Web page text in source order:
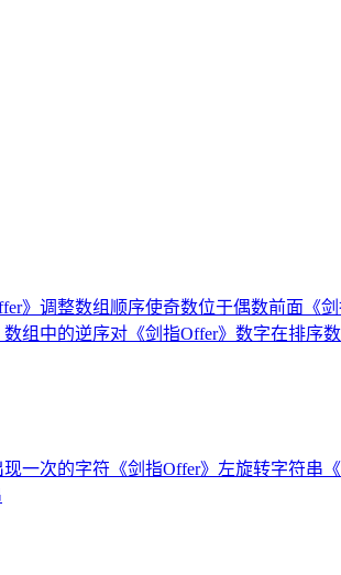
》调整数组顺序使奇数位于偶数前面 《
数组中的逆序对 《剑指Offer》数字在排序
现一次的字符 《剑指Offer》左旋转字符串